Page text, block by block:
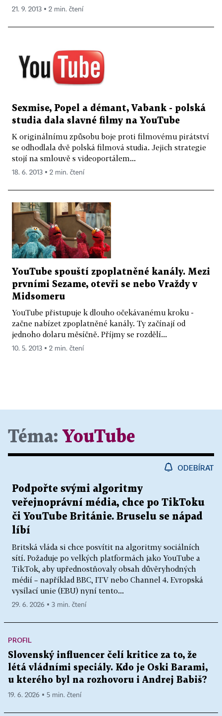
21. 9. 2013 ▪ 2 min. čtení
Sexmise, Popel a démant, Vabank - polská
studia dala slavné filmy na YouTube
K originálnímu způsobu boje proti filmovému pirátství
se odhodlala dvě polská filmová studia. Jejich strategie
stojí na smlouvě s videoportálem...
18. 6. 2013 ▪ 2 min. čtení
YouTube spouští zpoplatněné kanály. Mezi
prvními Sezame, otevři se nebo Vraždy v
Midsomeru
YouTube přistupuje k dlouho očekávanému kroku -
začne nabízet zpoplatněné kanály. Ty začínají od
jednoho dolaru měsíčně. Příjmy se rozdělí...
10. 5. 2013 ▪ 2 min. čtení
Téma: YouTube
ODEBÍRAT
Podpořte svými algoritmy
veřejnoprávní média, chce po TikToku
či YouTube Británie. Bruselu se nápad
líbí
Britská vláda si chce posvítit na algoritmy sociálních
sítí. Požaduje po velkých platformách jako YouTube a
TikTok, aby upřednostňovaly obsah důvěryhodných
médií – například BBC, ITV nebo Channel 4. Evropská
vysílací unie (EBU) nyní tento...
29. 6. 2026 ▪ 3 min. čtení
PROFIL
Slovenský influencer čelí kritice za to, že
létá vládními speciály. Kdo je Oski Barami,
u kterého byl na rozhovoru i Andrej Babiš?
19. 6. 2026 ▪ 5 min. čtení